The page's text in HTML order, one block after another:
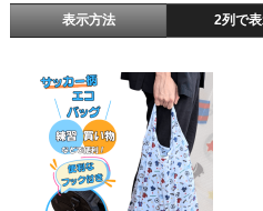
表示方法 2列で